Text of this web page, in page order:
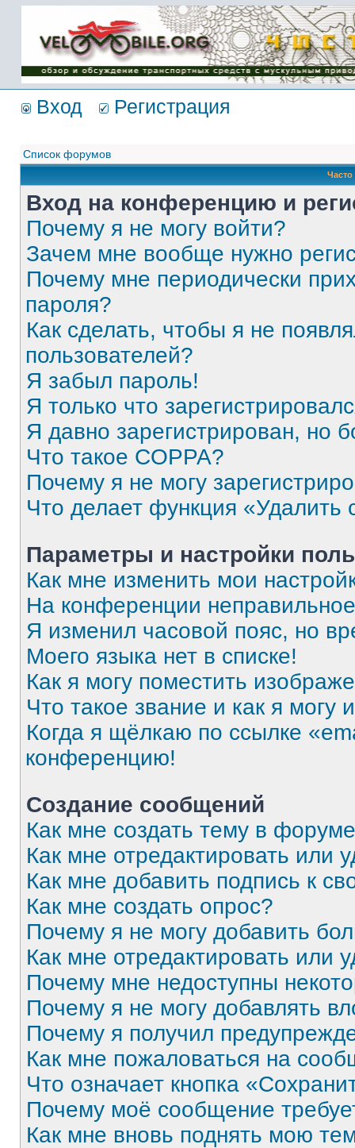
Имя пользователя:
Пароль:
{ LOG_ME_IN_SHORT
}
Вход Регистрация
Список форумов
Вход на конференцию и
Почему я не могу войти?
Зачем мне вообще нужно
Почему мне периодически
пароля?
Как сделать, чтобы я не
пользователей?
Я забыл пароль!
Я только что
Я давно зарегистрирован, но
Что такое COPPA?
Почему я не могу
Что делает функция
Параметры и настройки
Как мне изменить мои
На конференции
Я изменил часовой пояс, но
Моего языка нет в списке!
Как я могу поместить
Что такое звание и как я могу
Когда я щёлкаю по ссылке
конференцию!
Создание сообщений
Как мне создать тему в
Как мне отредактировать или
Как мне добавить подпись к
Как мне создать опрос?
Почему я не могу добавить
Как мне отредактировать или
Почему мне недоступны
Почему я не могу добавлять
Почему я получил
Как мне пожаловаться на
Что означает кнопка
Почему моё сообщение
Как мне вновь поднять мою